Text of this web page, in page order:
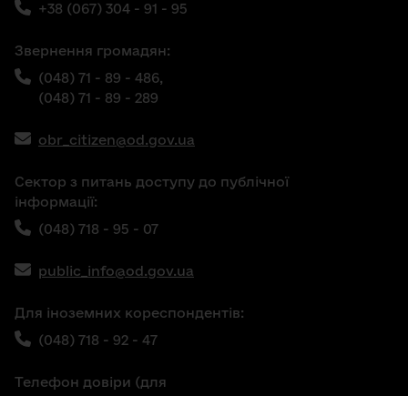
+38 (067) 304 - 91 - 95
Звернення громадян:
(048) 71 - 89 - 486,
(048) 71 - 89 - 289
obr_citizen@od.gov.ua
Сектор з питань доступу до публічної
інформації:
(048) 718 - 95 - 07
public_info@od.gov.ua
Для іноземних кореспондентів:
(048) 718 - 92 - 47
Телефон довіри (для